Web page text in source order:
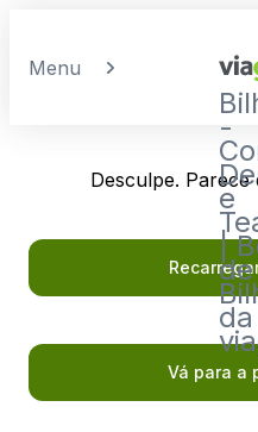
Menu
-
e
|
de
da
Desculpe.
Vá para a